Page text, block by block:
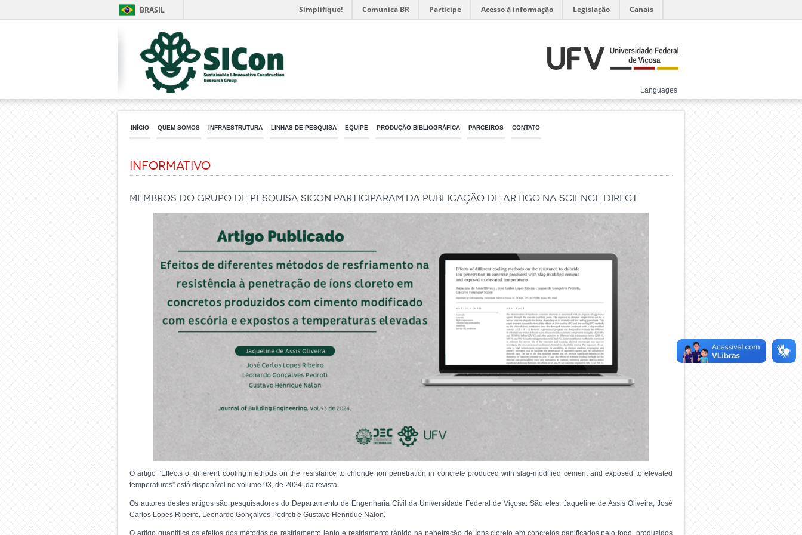
BRASIL Simplifique! Comunica BR Participe Acesso à informação Legislação Canais
Languages
INÍCIO QUEM SOMOS INFRAESTRUTURA LINHAS DE PESQUISA EQUIPE PRODUÇÃO BIBLIOGRÁFICA PARCEIROS CONTATO
Informativo
Membros do grupo de pesquisa SICon participaram da publicação de artigo na Science Direct
O artigo “Effects of different cooling methods on the resistance to chloride ion penetration in concrete produced with slag-modified cement and exposed to elevated
temperatures” está disponível no volume 93, de 2024, da revista.
Os autores destes artigos são pesquisadores do Departamento de Engenharia Civil da Universidade Federal de Viçosa. São eles: Jaqueline de Assis Oliveira, José
Carlos Lopes Ribeiro, Leonardo Gonçalves Pedroti e Gustavo Henrique Nalon.
O artigo quantifica os efeitos dos métodos de resfriamento lento e resfriamento rápido na penetração de íons cloreto em concretos danificados pelo fogo, produzidos